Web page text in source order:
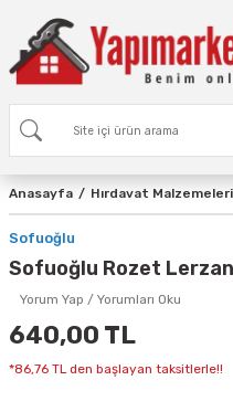
Anasayfa Hırdavat Malzemeleri
Sofuoğlu
Sofuoğlu Rozet Lerzan
Yorum Yap / Yorumları Oku
640,00 TL
*86,76 TL den başlayan taksitlerle!!